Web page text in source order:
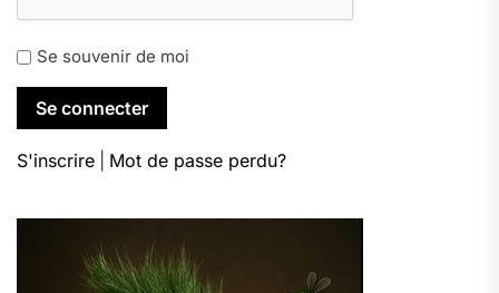
Se souvenir de moi
S'inscrire Mot de passe perdu?